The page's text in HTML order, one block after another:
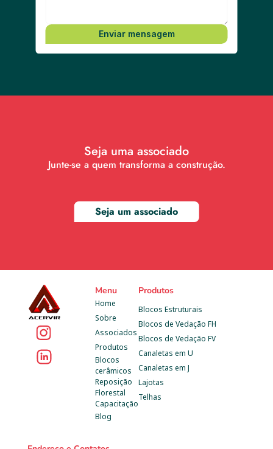
Menu
Home
Sobre
Blog
Associados
Produtos
Blocos
cerâmicos
Reposição
Florestal
Capacitação
Produtos
Blocos Estruturais
Blocos de Vedação FH
Blocos de Vedação FV
Canaletas em U
Canaletas em J
Lajotas
Telhas
Enviar mensagem
Seja uma associado
Junte-se a quem transforma a construção.
Seja um associado